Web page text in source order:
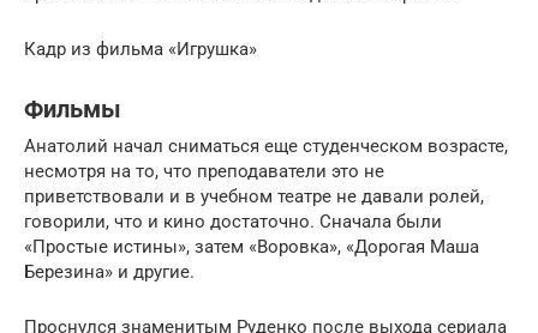
Кадр из фильма «Игрушка»
Фильмы
Анатолий начал сниматься еще студенческом возрасте,
несмотря на то, что преподаватели это не
приветствовали и в учебном театре не давали ролей,
говорили, что и кино достаточно. Сначала были
«Простые истины», затем «Воровка», «Дорогая Маша
Березина» и другие.
Проснулся знаменитым Руденко после выхода сериала